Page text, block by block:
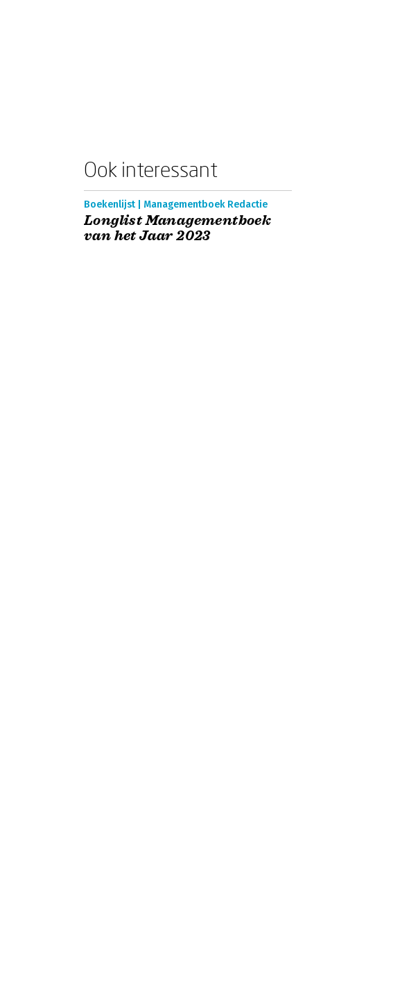
Ook interessant
Boekenlijst | Managementboek Redactie
Longlist Managementboek
van het Jaar 2023